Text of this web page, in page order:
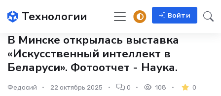
Технологии Войти
В Минске открылась выставка
«Искусственный интеллект в
Беларуси». Фотоотчет - Наука.
Федосий 22 октябрь 2025 0 108 0